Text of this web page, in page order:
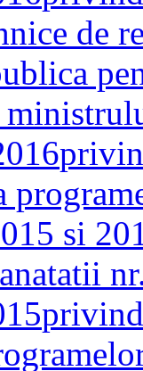
de
si